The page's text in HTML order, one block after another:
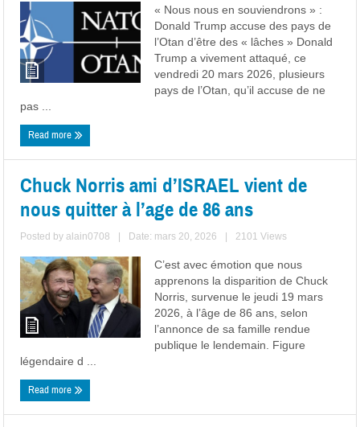
« Nous nous en souviendrons » :
Donald Trump accuse des pays de
l’Otan d’être des « lâches » Donald
Trump a vivement attaqué, ce
vendredi 20 mars 2026, plusieurs
pays de l’Otan, qu’il accuse de ne
pas ...
Read more
Chuck Norris ami d’ISRAEL vient de
nous quitter à l’age de 86 ans
Posted byalain0708 Date: mars 20, 2026 2101 Views
C’est avec émotion que nous
apprenons la disparition de Chuck
Norris, survenue le jeudi 19 mars
2026, à l’âge de 86 ans, selon
l’annonce de sa famille rendue
publique le lendemain. Figure
légendaire d ...
Read more